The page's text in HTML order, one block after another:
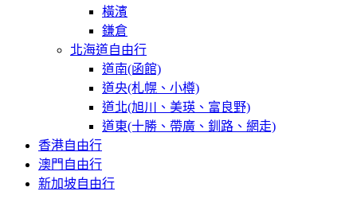
橫濱
鎌倉
北海道自由行
道南(函館)
道央(札幌、小樽)
道北(旭川、美瑛、富良野)
道東(十勝、帶廣、釧路、網走)
香港自由行
澳門自由行
新加坡自由行